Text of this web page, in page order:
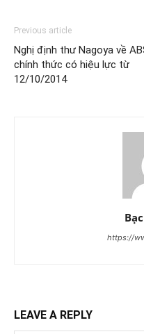
Previous article
Nghị định thư Nagoya về
chính thức có hiệu lực từ
12/10/2014
https://
LEAVE A REPLY